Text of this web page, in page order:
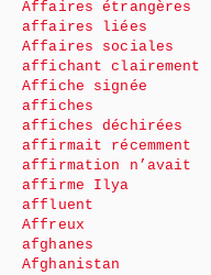
Affaires étrangères
affaires liées
Affaires sociales
affichant clairement
Affiche signée
affiches
affiches déchirées
affirmait récemment
affirmation n’avait
affirme Ilya
affluent
Affreux
afghanes
Afghanistan